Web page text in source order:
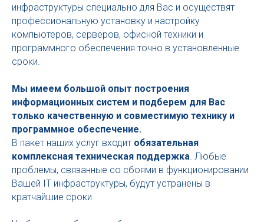
инфраструктуры специально для Вас и осуществят
профессиональную установку и настройку
компьютеров, серверов, офисной техники и
программного обеспечения точно в установленные
сроки.
Мы имеем большой опыт построения
информационных систем и подберем для Вас
только качественную и совместимую технику и
программное обеспечение.
В пакет наших услуг входит обязательная
комплексная техническая поддержка. Любые
проблемы, связанные со сбоями в функционировании
Вашей IT инфраструктуры, будут устранены в
кратчайшие сроки.